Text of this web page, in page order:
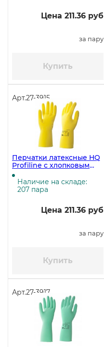
Цена 211.36 руб
за пару
Купить
Арт.27-3915
Перчатки латексные HQ
Profiline с хлопковым
напылением, размер XL
(9,5-10), желтые
Наличие на складе:
207 пара
Цена 211.36 руб
за пару
Купить
Арт.27-3917